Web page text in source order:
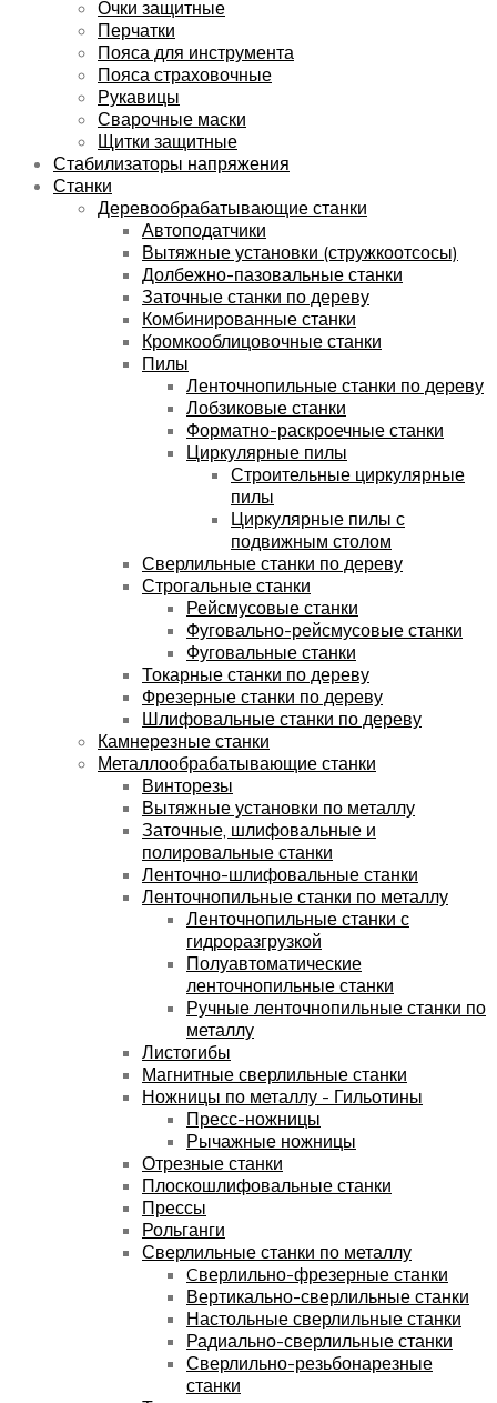
Очки защитные
Перчатки
Пояса для инструмента
Пояса страховочные
Рукавицы
Сварочные маски
Щитки защитные
Стабилизаторы напряжения
Станки
Деревообрабатывающие станки
Автоподатчики
Вытяжные установки (стружкоотсосы)
Долбежно-пазовальные станки
Заточные станки по дереву
Комбинированные станки
Кромкооблицовочные станки
Пилы
Ленточнопильные станки по дереву
Лобзиковые станки
Форматно-раскроечные станки
Циркулярные пилы
Строительные циркулярные
пилы
Циркулярные пилы с
подвижным столом
Сверлильные станки по дереву
Строгальные станки
Рейсмусовые станки
Фуговально-рейсмусовые станки
Фуговальные станки
Токарные станки по дереву
Фрезерные станки по дереву
Шлифовальные станки по дереву
Камнерезные станки
Металлообрабатывающие станки
Винторезы
Вытяжные установки по металлу
Заточные, шлифовальные и
полировальные станки
Ленточно-шлифовальные станки
Ленточнопильные станки по металлу
Ленточнопильные станки с
гидроразгрузкой
Полуавтоматические
ленточнопильные станки
Ручные ленточнопильные станки по
металлу
Листогибы
Магнитные сверлильные станки
Ножницы по металлу - Гильотины
Пресс-ножницы
Рычажные ножницы
Отрезные станки
Плоскошлифовальные станки
Прессы
Рольганги
Сверлильные станки по металлу
Cверлильно-фрезерные станки
Вертикально-сверлильные станки
Настольные сверлильные станки
Радиально-сверлильные станки
Сверлильно-резьбонарезные
станки